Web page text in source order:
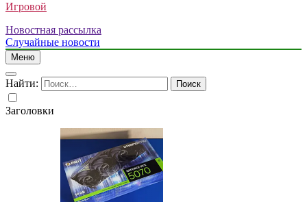
Игровой
Новостная рассылка
Случайные новости
Меню
Найти:
Заголовки